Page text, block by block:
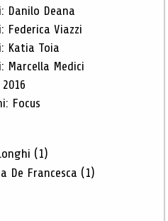
Danilo Deana
Federica Viazzi
Katia Toia
Marcella Medici
Focus
(1)
De Francesca (1)